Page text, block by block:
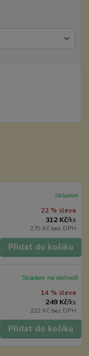
22 % sleva
312 Kč/ks
279 Kč bez DPH
Skladem
Přidat do košíku
14 % sleva
249 Kč/ks
222 Kč bez DPH
Skladem na obchodě
Přidat do košíku